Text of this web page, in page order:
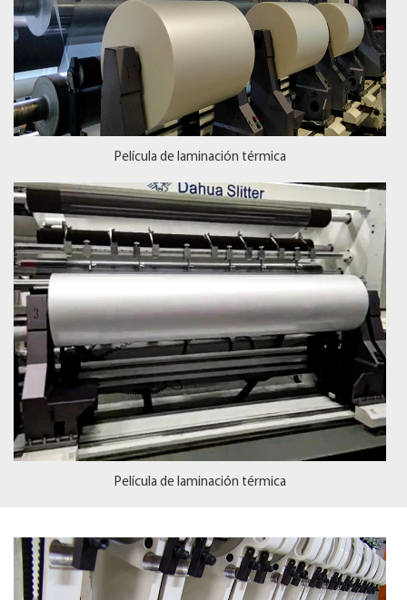
Película de laminación térmica
Película de laminación térmica